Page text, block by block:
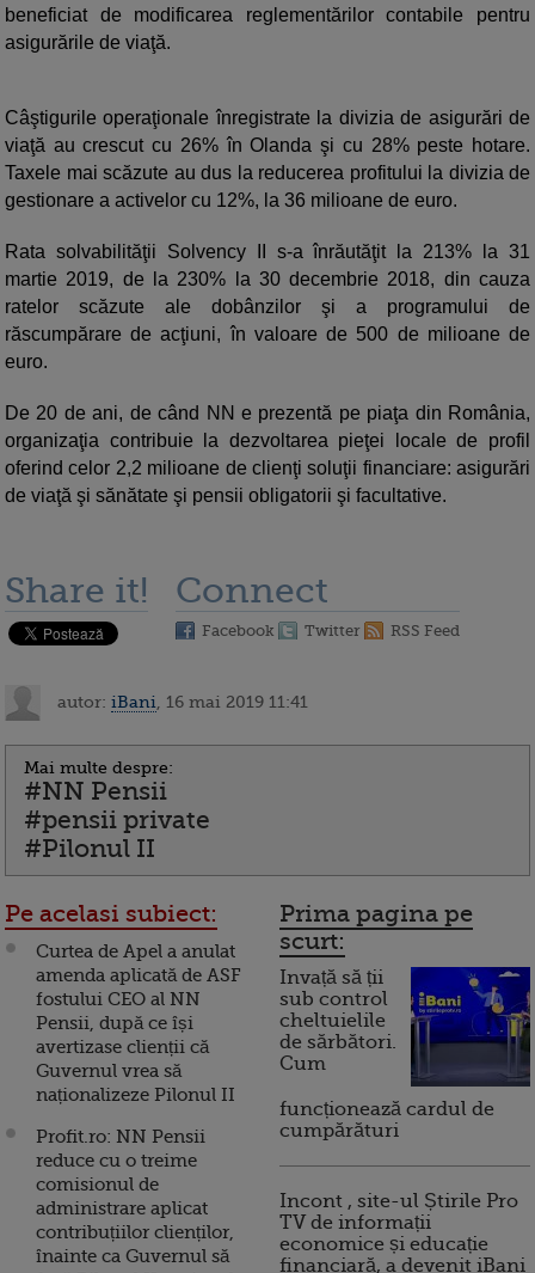
beneficiat de modificarea reglementărilor contabile pentru
asigurările de viaţă.
Câştigurile operaţionale înregistrate la divizia de asigurări de
viaţă au crescut cu 26% în Olanda şi cu 28% peste hotare.
Taxele mai scăzute au dus la reducerea profitului la divizia de
gestionare a activelor cu 12%, la 36 milioane de euro.
Rata solvabilităţii Solvency II s-a înrăutăţit la 213% la 31
martie 2019, de la 230% la 30 decembrie 2018, din cauza
ratelor scăzute ale dobânzilor şi a programului de
răscumpărare de acţiuni, în valoare de 500 de milioane de
euro.
De 20 de ani, de când NN e prezentă pe piaţa din România,
organizaţia contribuie la dezvoltarea pieţei locale de profil
oferind celor 2,2 milioane de clienţi soluţii financiare: asigurări
de viaţă şi sănătate şi pensii obligatorii şi facultative.
Share it! Connect
Facebook Twitter RSS Feed
autor: iBani , 16 mai 2019 11:41
Mai multe despre:
#NN Pensii
#pensii private
#Pilonul II
Pe acelasi subiect:
Curtea de Apel a anulat
amenda aplicată de ASF
fostului CEO al NN
Pensii, după ce își
avertizase clienții că
Guvernul vrea să
naționalizeze Pilonul II
Profit.ro: NN Pensii
reduce cu o treime
comisionul de
administrare aplicat
contribuțiilor clienților,
înainte ca Guvernul să
Prima pagina pe
scurt:
Invață să ții
sub control
cheltuielile
de sărbători.
Cum
funcționează cardul de
cumpărături
Incont , site-ul Știrile Pro
TV de informații
economice și educație
financiară, a devenit iBani